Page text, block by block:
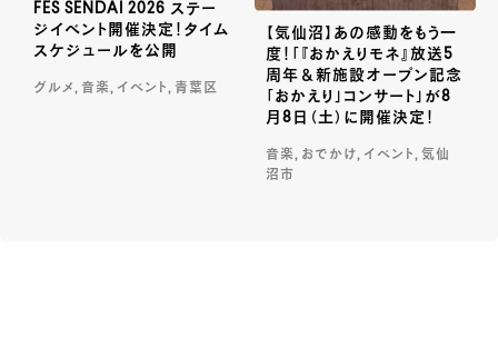
FES SENDAI 2026 ステー
ジイベント開催決定！タイム
スケジュールを公開
グルメ, 音楽, イベント, 青葉区
【気仙沼】あの感動をもう一
度！「『おかえりモネ』放送5
周年＆新施設オープン記念
「おかえり」コンサート」が8
月8日（土）に開催決定！
音楽, おでかけ, イベント, 気仙
沼市